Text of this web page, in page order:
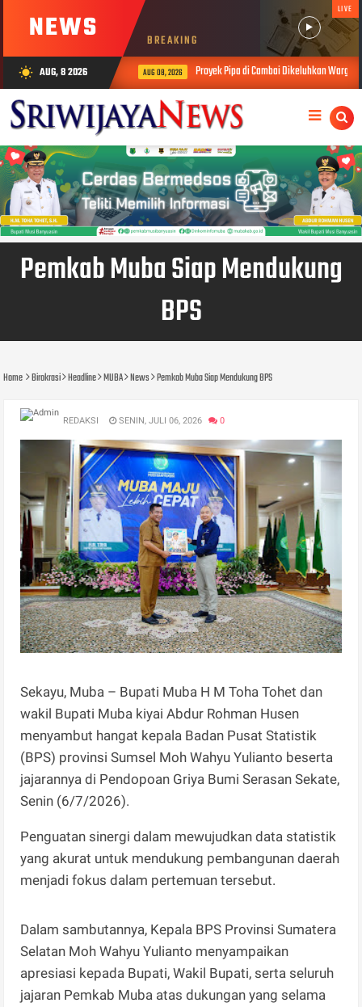
NEWS BREAKING
LIVE
wb_sunny AUG, 8 2026 AUG 08, 2026 Proyek Pipa di Cambai Dikeluhkan Warga, Soroti
Pemkab Muba Siap Mendukung
BPS
Home Birokrasi Headline MUBA News Pemkab Muba Siap Mendukung BPS
REDAKSI SENIN, JULI 06, 2026 0
Sekayu, Muba – Bupati Muba H M Toha Tohet dan
wakil Bupati Muba kiyai Abdur Rohman Husen
menyambut hangat kepala Badan Pusat Statistik
(BPS) provinsi Sumsel Moh Wahyu Yulianto beserta
jajarannya di Pendopoan Griya Bumi Serasan Sekate,
Senin (6/7/2026).
Penguatan sinergi dalam mewujudkan data statistik
yang akurat untuk mendukung pembangunan daerah
menjadi fokus dalam pertemuan tersebut.
Dalam sambutannya, Kepala BPS Provinsi Sumatera
Selatan Moh Wahyu Yulianto menyampaikan
apresiasi kepada Bupati, Wakil Bupati, serta seluruh
jajaran Pemkab Muba atas dukungan yang selama